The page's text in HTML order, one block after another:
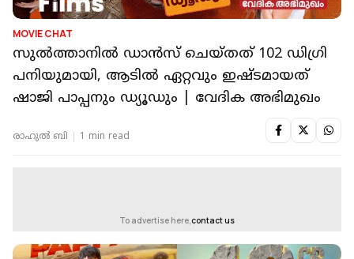
MOVIE CHAT
സുൽത്താനിൽ ഡാൻസ് ചെയ്തത് 102 ഡിഗ്രി
പനിയുമായി, ആടിൽ ഏറ്റവും ഇഷ്ടമായത്
ഷാജി പാപ്പനും ഡ്യൂഡും | വേദിക അഭിമുഖം
രാഹുൽ ബി 1 min read
To advertise here,contact us